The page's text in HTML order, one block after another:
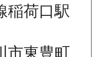
稲荷口駅
市東豊町